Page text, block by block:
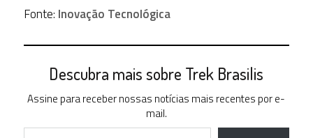
Fonte: Inovação Tecnológica
Descubra mais sobre Trek Brasilis
Assine para receber nossas notícias mais recentes por e-
mail.
Digite seu e-mail…